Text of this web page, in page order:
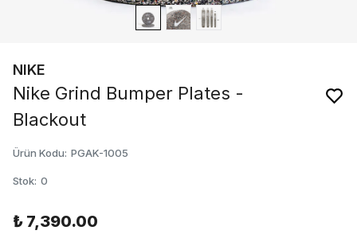
NIKE
Nike Grind Bumper Plates -
Blackout
Ürün Kodu: PGAK-1005
Stok: 0
₺ 7,390.00